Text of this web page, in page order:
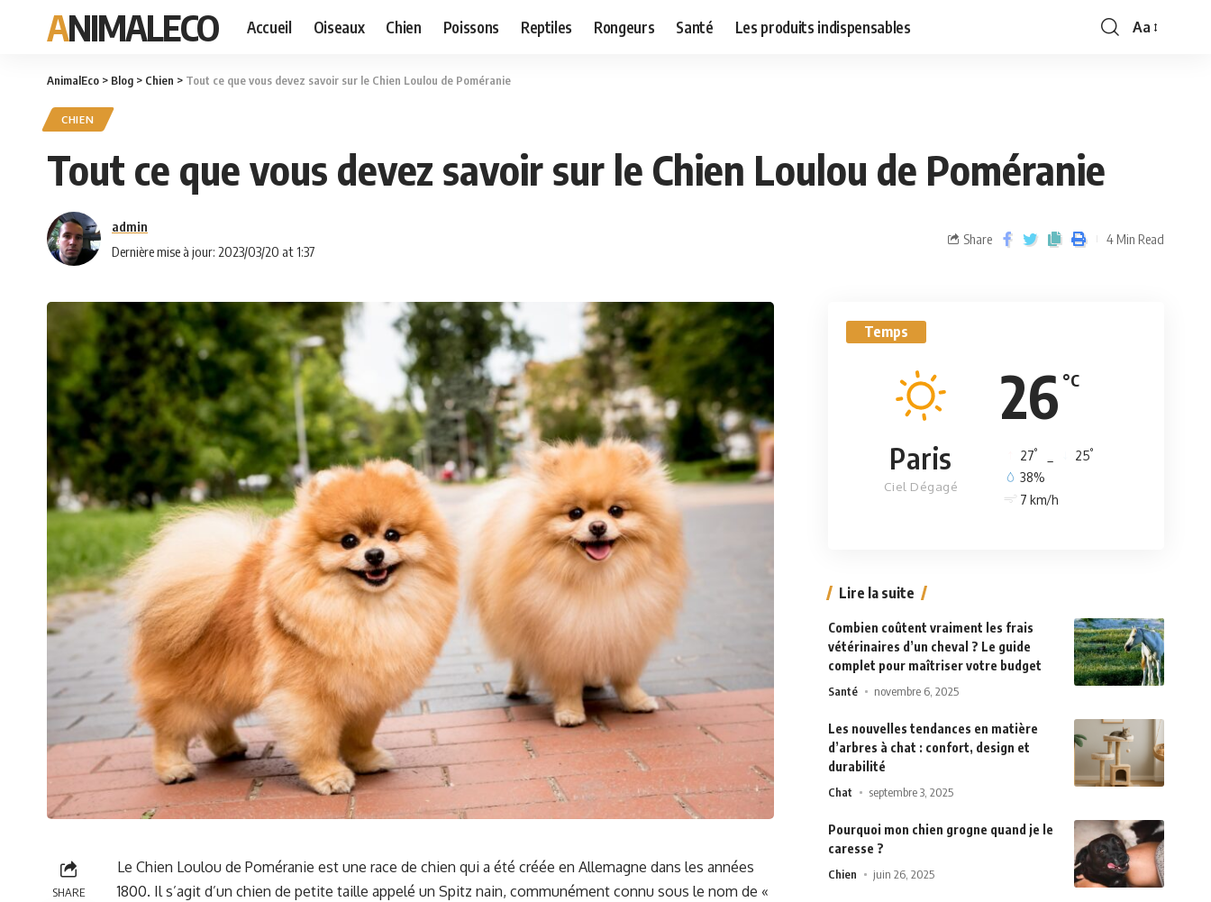
ANIMALECO Accueil Oiseaux Chien Poissons Reptiles Rongeurs Santé Les produits indispensables Aa
AnimalEco > Blog > Chien > Tout ce que vous devez savoir sur le Chien Loulou de Poméranie
CHIEN
Tout ce que vous devez savoir sur le Chien Loulou de Poméranie
admin
Dernière mise à jour: 2023/03/20 at 1:37
Share 4 Min Read
SHARE
Le Chien Loulou de Poméranie est une race de chien qui a été créée en Allemagne dans les années
1800. Il s’agit d’un chien de petite taille appelé un Spitz nain, communément connu sous le nom de «
Temps
26 °C
Paris
Ciel Dégagé
27° 25°
38%
7 km/h
Lire la suite
Combien coûtent vraiment les frais
vétérinaires d’un cheval ? Le guide
complet pour maîtriser votre budget
Santé novembre 6, 2025
Les nouvelles tendances en matière
d’arbres à chat : confort, design et
durabilité
Chat septembre 3, 2025
Pourquoi mon chien grogne quand je le
caresse ?
Chien juin 26, 2025